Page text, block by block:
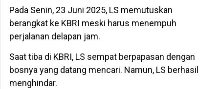
Pada Senin, 23 Juni 2025, LS memutuskan
berangkat ke KBRI meski harus menempuh
perjalanan delapan jam.
Saat tiba di KBRI, LS sempat berpapasan dengan
bosnya yang datang mencari. Namun, LS berhasil
menghindar.